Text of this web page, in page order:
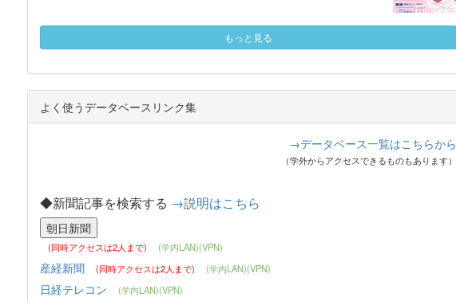
もっと見る
よく使うデータベースリンク集
→データベース一覧はこちらから
（学外からアクセスできるものもあります）
◆新聞記事を検索する →説明はこちら
(同時アクセスは2人まで) (学内LAN)(VPN)
産経新聞 (同時アクセスは2人まで) (学内LAN)(VPN)
日経テレコン (学内LAN)(VPN)